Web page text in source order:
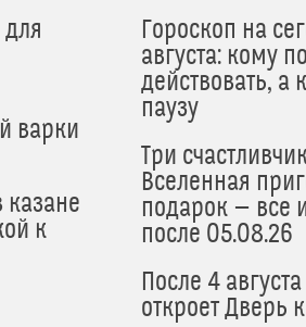
варки
к
Гороскоп на
августа: кому
действовать, а
паузу
Три
Вселенная
подарок — все
после 05.08.26
После 4
откроет Дверь